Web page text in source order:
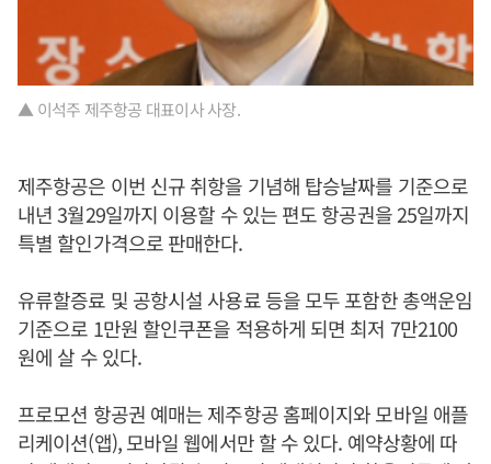
▲ 이석주 제주항공 대표이사 사장.
제주항공은 이번 신규 취항을 기념해 탑승날짜를 기준으로
내년 3월29일까지 이용할 수 있는 편도 항공권을 25일까지
특별 할인가격으로 판매한다.
유류할증료 및 공항시설 사용료 등을 모두 포함한 총액운임
기준으로 1만원 할인쿠폰을 적용하게 되면 최저 7만2100
원에 살 수 있다.
프로모션 항공권 예매는 제주항공 홈페이지와 모바일 애플
리케이션(앱), 모바일 웹에서만 할 수 있다. 예약상황에 따